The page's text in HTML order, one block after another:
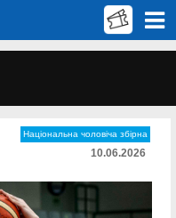
Національна чоловіча збірна
10.06.2026